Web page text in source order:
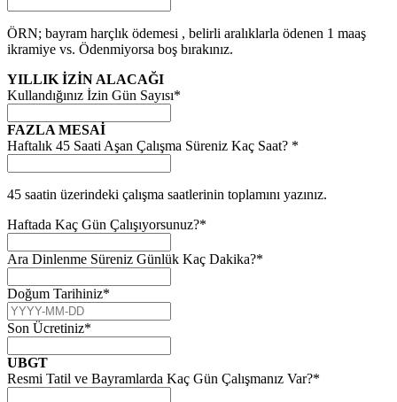
ÖRN; bayram harçlık ödemesi , belirli aralıklarla ödenen 1 maaş
ikramiye vs. Ödenmiyorsa boş bırakınız.
YILLIK İZİN ALACAĞI
Kullandığınız İzin Gün Sayısı*
FAZLA MESAİ
Haftalık 45 Saati Aşan Çalışma Süreniz Kaç Saat? *
45 saatin üzerindeki çalışma saatlerinin toplamını yazınız.
Haftada Kaç Gün Çalışıyorsunuz?*
Ara Dinlenme Süreniz Günlük Kaç Dakika?*
Doğum Tarihiniz*
Son Ücretiniz*
UBGT
Resmi Tatil ve Bayramlarda Kaç Gün Çalışmanız Var?*